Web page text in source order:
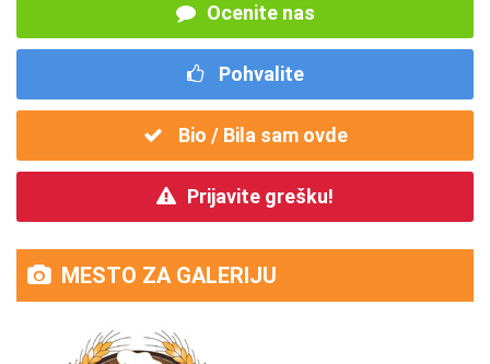
Ocenite nas
Pohvalite
Bio / Bila sam ovde
Prijavite grešku!
MESTO ZA GALERIJU